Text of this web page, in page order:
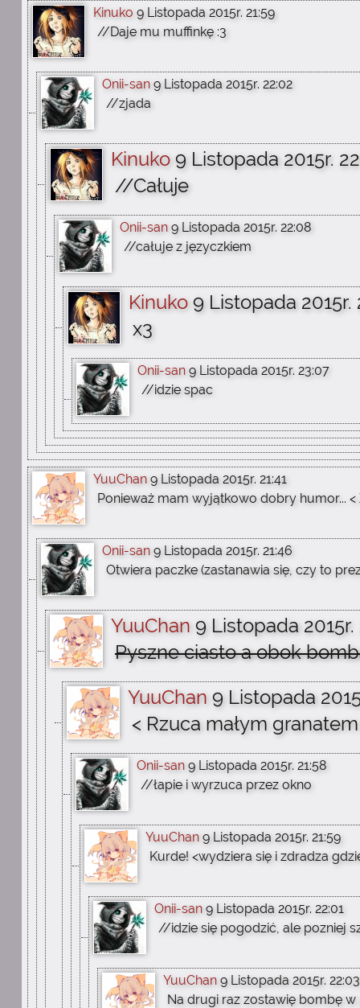
Kinuko 9 Listopada 2015r. 21:59
//Daje mu muffinkę :3
Onii-san 9 Listopada 2015r. 22:02
//zjada
Kinuko 9 Listopada 2015r.
//Całuje
Onii-san 9 Listopada 2015r. 22:08
//całuje z języczkiem
Kinuko 9 Listopada 2015r.
x3
Onii-san 9 Listopada 2015r. 23:07
//idzie spac
YuuChan 9 Listopada 2015r. 21:41
Ponieważ mam wyjątkowo dobry humor...
Onii-san 9 Listopada 2015r. 21:46
Otwiera paczke (zastanawia się, czy to
YuuChan 9 Listopada 2015r.
Pyszne ciasto a obok
YuuChan 9 Listopada
< Rzuca małym
Onii-san 9 Listopada 2015r. 21:58
//łapie i wyrzuca przez okno
YuuChan 9 Listopada 2015r. 21:59
Kurde! <wydziera się i zdradza
Onii-san 9 Listopada 2015r. 22:01
//idzie się pogodzić, ale pozniej
YuuChan 9 Listopada 2015r. 22:03
Na drugi raz zostawię bombę w